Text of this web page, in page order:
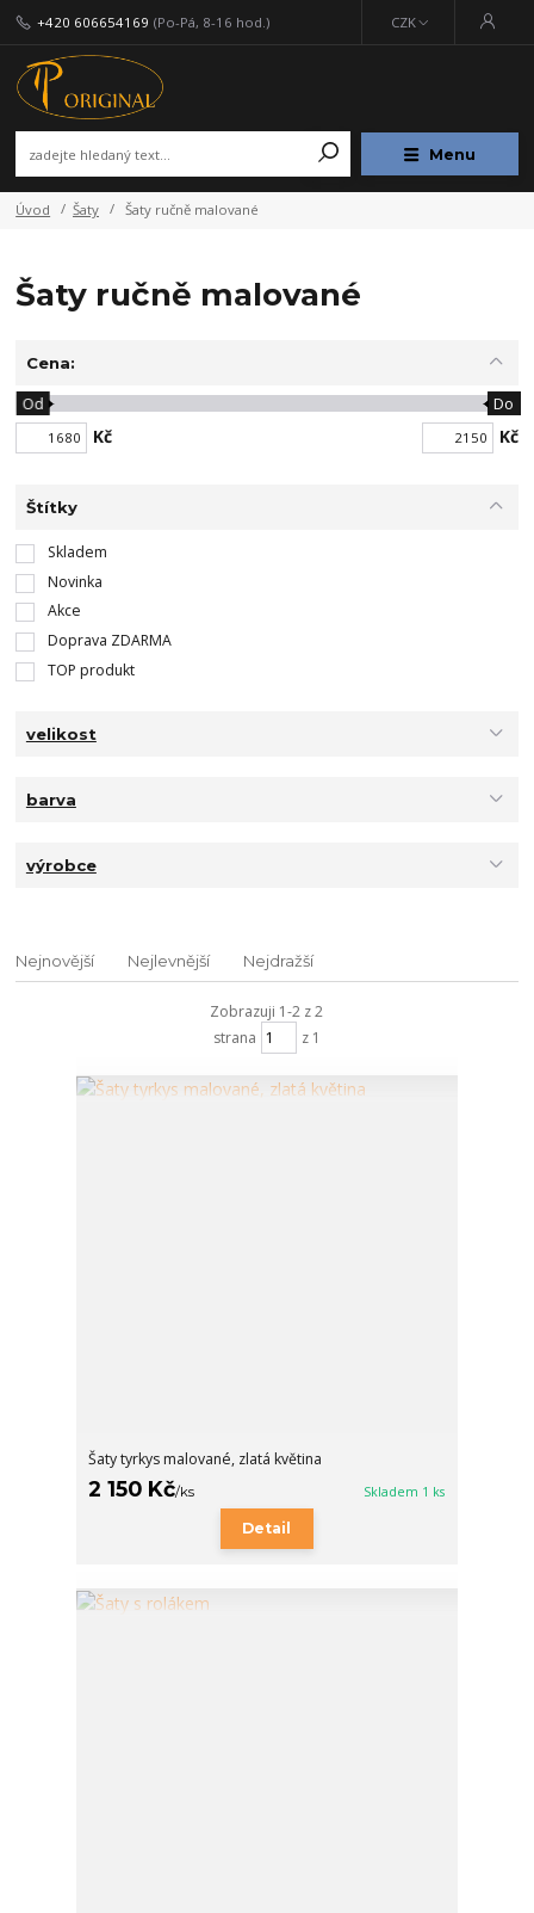
Menu
CZK
+420 606654169 (Po-Pá, 8-16 hod.)
Úvod Šaty Šaty ručně malované
Šaty ručně malované
Cena:
Kč
Od Do
Kč
Štítky
Skladem
Novinka
Akce
Doprava ZDARMA
TOP produkt
velikost
barva
výrobce
Nejnovější Nejlevnější Nejdražší
Zobrazuji 1-2 z 2
strana
z 1
Šaty tyrkys malované, zlatá květina
2 150 Kč/ks Skladem 1 ks
Detail